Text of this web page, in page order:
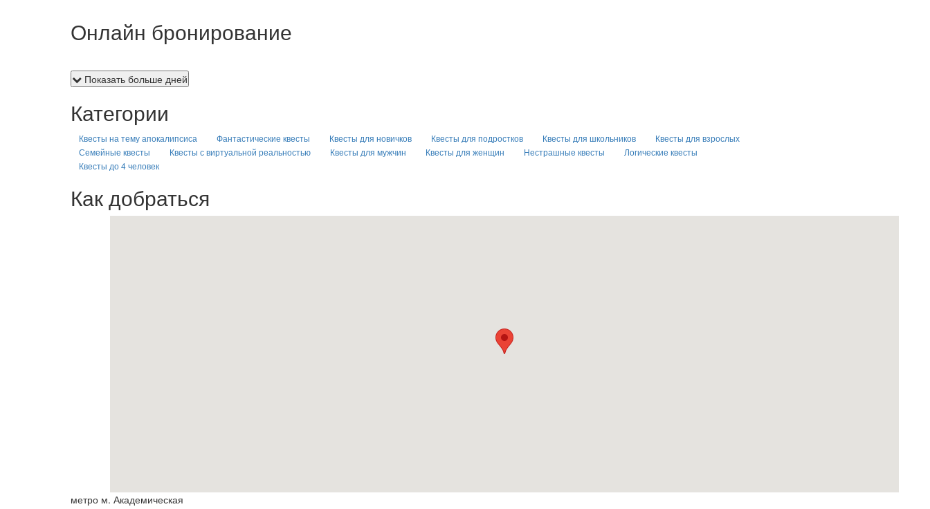
Онлайн бронирование
Показать больше дней
Категории
Квесты на тему апокалипсиса Фантастические квесты Квесты для новичков Квесты для подростков Квесты для школьников
Квесты для взрослых
Семейные квесты
Квесты с виртуальной реальностью Квесты для мужчин Квесты для женщин Нестрашные квесты
Логические квесты
Квесты до 4 человек
Как добраться
метро м. Академическая